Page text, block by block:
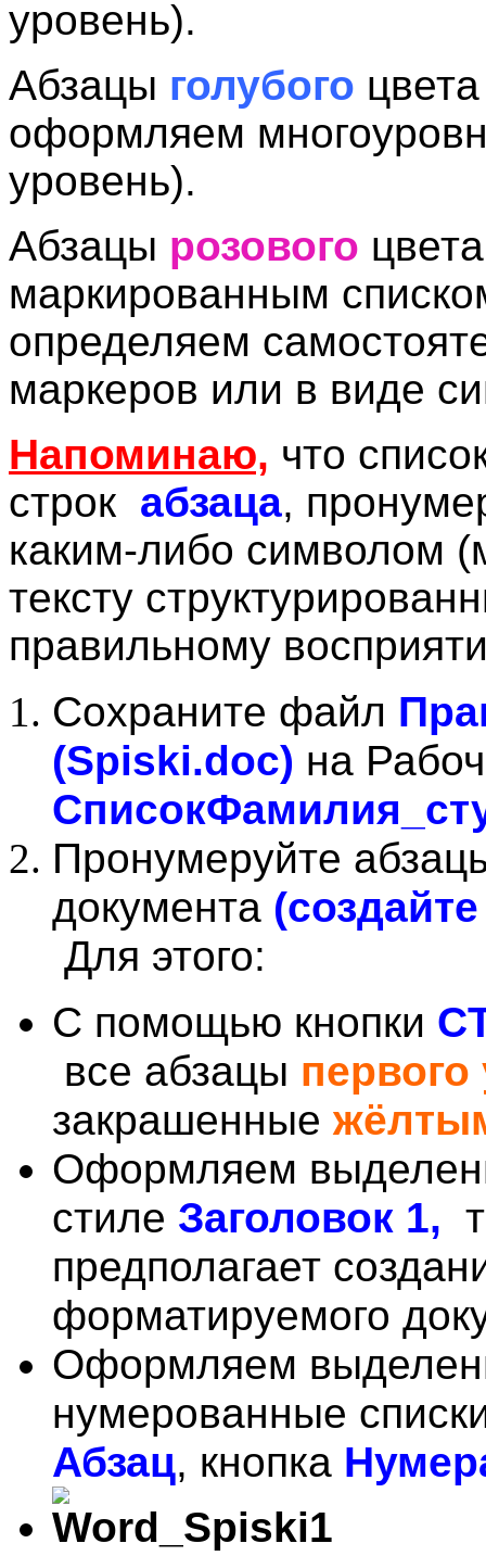
уровень).
Абзацы голубого
оформляем
уровень).
Абзацы розового
маркированным
определяем
маркеров или в виде
Напоминаю, что
строк абзаца,
каким-либо символом
тексту
правильному
Сохраните файл
(Spiski.doc) на
Список
Пронумеруйте
документа
Для этого:
С помощью кнопки
все абзацы
закрашенные
Оформляем
стиле Заголовок 1,
предполагает
форматируемого
Оформляем
нумерованные
Абзац, кнопка